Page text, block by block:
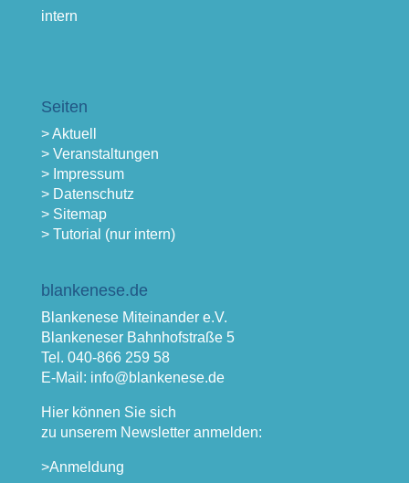
intern
Seiten
> Aktuell
> Veranstaltungen
> Impressum
> Datenschutz
> Sitemap
> Tutorial (nur intern)
blankenese.de
Blankenese Miteinander e.V.
Blankeneser Bahnhofstraße 5
Tel. 040-866 259 58
E-Mail: info@blankenese.de
Hier können Sie sich
zu unserem Newsletter anmelden:
>Anmeldung